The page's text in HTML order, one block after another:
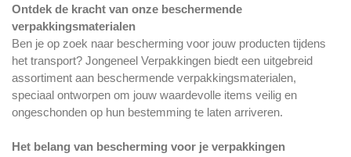
Ontdek de kracht van onze beschermende
verpakkingsmaterialen
Ben je op zoek naar bescherming voor jouw producten tijdens
het transport? Jongeneel Verpakkingen biedt een uitgebreid
assortiment aan beschermende verpakkingsmaterialen,
speciaal ontworpen om jouw waardevolle items veilig en
ongeschonden op hun bestemming te laten arriveren.
Het belang van bescherming voor je verpakkingen